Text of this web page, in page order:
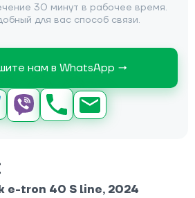
30 минут в рабочее время.
для вас способ связи.
нам в WhatsApp →
e-tron 40 S line, 2024